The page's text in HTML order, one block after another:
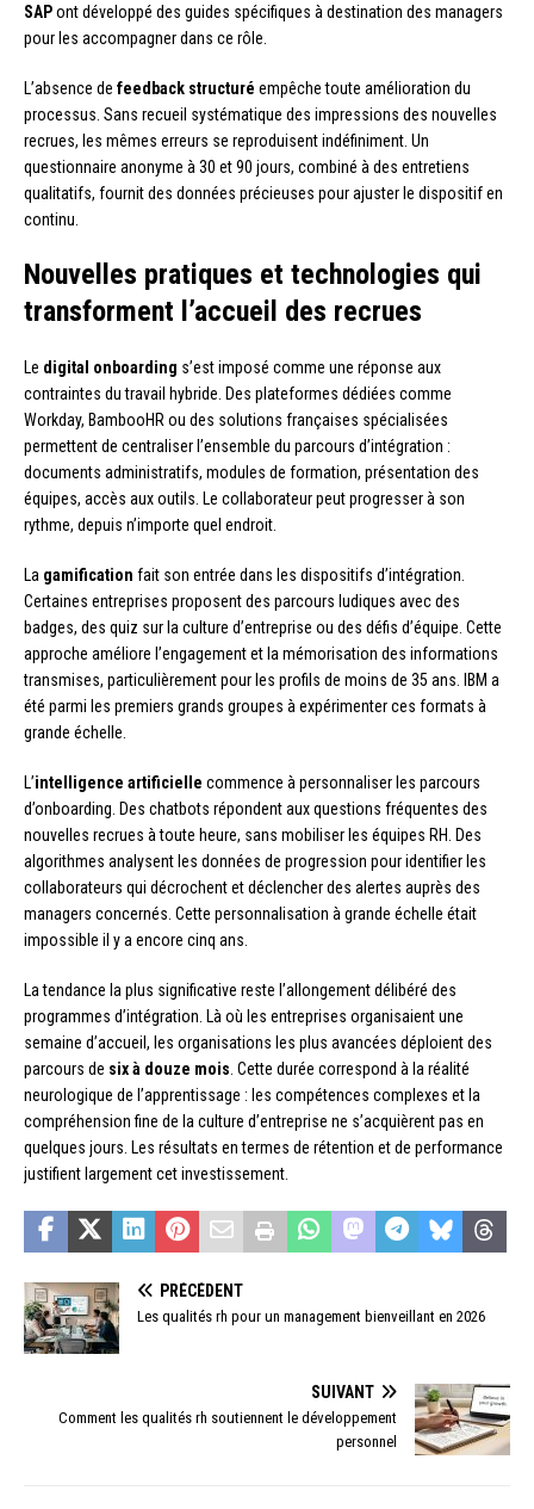
SAPont développé des guides spécifiques à destination des managers
pour les accompagner dans ce rôle.
L’absence de feedback structuré empêche toute amélioration du
processus. Sans recueil systématique des impressions des nouvelles
recrues, les mêmes erreurs se reproduisent indéfiniment. Un
questionnaire anonyme à 30 et 90 jours, combiné à des entretiens
qualitatifs, fournit des données précieuses pour ajuster le dispositif en
continu.
Nouvelles pratiques et technologies qui
transforment l’accueil des recrues
Le digital onboarding s’est imposé comme une réponse aux
contraintes du travail hybride. Des plateformes dédiées comme
Workday, BambooHR ou des solutions françaises spécialisées
permettent de centraliser l’ensemble du parcours d’intégration :
documents administratifs, modules de formation, présentation des
équipes, accès aux outils. Le collaborateur peut progresser à son
rythme, depuis n’importe quel endroit.
La gamification fait son entrée dans les dispositifs d’intégration.
Certaines entreprises proposent des parcours ludiques avec des
badges, des quiz sur la culture d’entreprise ou des défis d’équipe. Cette
approche améliore l’engagement et la mémorisation des informations
transmises, particulièrement pour les profils de moins de 35 ans. IBM a
été parmi les premiers grands groupes à expérimenter ces formats à
grande échelle.
L’intelligence artificielle commence à personnaliser les parcours
d’onboarding. Des chatbots répondent aux questions fréquentes des
nouvelles recrues à toute heure, sans mobiliser les équipes RH. Des
algorithmes analysent les données de progression pour identifier les
collaborateurs qui décrochent et déclencher des alertes auprès des
managers concernés. Cette personnalisation à grande échelle était
impossible il y a encore cinq ans.
La tendance la plus significative reste l’allongement délibéré des
programmes d’intégration. Là où les entreprises organisaient une
semaine d’accueil, les organisations les plus avancées déploient des
parcours de six à douze mois . Cette durée correspond à la réalité
neurologique de l’apprentissage : les compétences complexes et la
compréhension fine de la culture d’entreprise ne s’acquièrent pas en
quelques jours. Les résultats en termes de rétention et de performance
justifient largement cet investissement.
PRÉCÉDENT
Les qualités rh pour un management bienveillant en 2026
SUIVANT
Comment les qualités rh soutiennent le développement
personnel